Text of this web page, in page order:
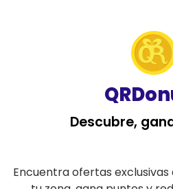
Descubre,
Encuentra ofertas